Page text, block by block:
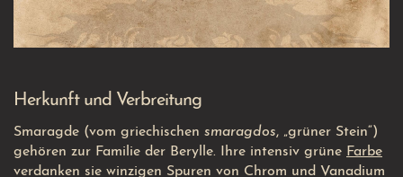
Herkunft und Verbreitung
Smaragde (vom griechischen smaragdos, „grüner Stein“)
gehören zur Familie der Berylle. Ihre intensiv grüne Farbe
verdanken sie winzigen Spuren von Chrom und Vanadium